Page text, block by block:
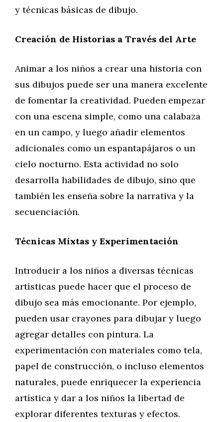
y técnicas básicas de dibujo.
Creación de Historias a Través del Arte
Animar a los niños a crear una historia con
sus dibujos puede ser una manera excelente
de fomentar la creatividad. Pueden empezar
con una escena simple, como una calabaza
en un campo, y luego añadir elementos
adicionales como un espantapájaros o un
cielo nocturno. Esta actividad no solo
desarrolla habilidades de dibujo, sino que
también les enseña sobre la narrativa y la
secuenciación.
Técnicas Mixtas y Experimentación
Introducir a los niños a diversas técnicas
artísticas puede hacer que el proceso de
dibujo sea más emocionante. Por ejemplo,
pueden usar crayones para dibujar y luego
agregar detalles con pintura. La
experimentación con materiales como tela,
papel de construcción, o incluso elementos
naturales, puede enriquecer la experiencia
artística y dar a los niños la libertad de
explorar diferentes texturas y efectos.